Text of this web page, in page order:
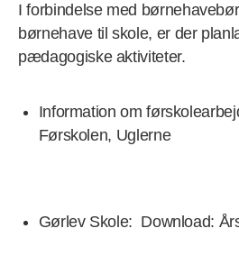
I forbindelse med
børnehave til skole, er der
pædagogiske aktiviteter.
Information om
Førskolen, Uglerne
Gørlev Skole: Download: